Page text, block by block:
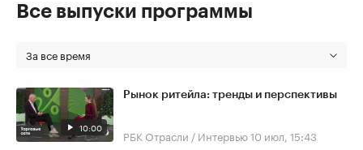
Все выпуски программы
За все время
10:00
Рынок ритейла: тренды и перспективы
РБК Отрасли / Интервью10 июл, 15:43